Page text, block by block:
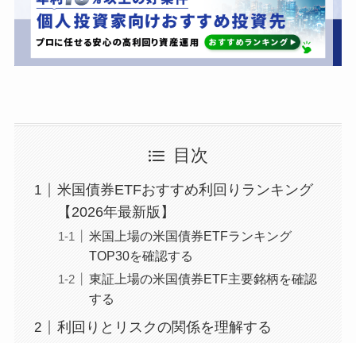
目次
米国債券ETFおすすめ利回りランキング
【2026年最新版】
米国上場の米国債券ETFランキング
TOP30を確認する
東証上場の米国債券ETF主要銘柄を確認
する
利回りとリスクの関係を理解する